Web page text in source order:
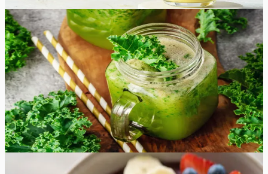
Lihtne
5.0 Hinnang:(4)
Spinati-lehtkapsa smuuti
Köögiviljade lisamine oma dieeti on imelihtne selle maitsva
spinati-lehtkapsa smuuti retsepti abil! Chia seemned on
vabatahtlikud, kuid need suurendavad sinu smuutist
saadava energia- ja valgukogust.
10min
1tk
Hinnang: